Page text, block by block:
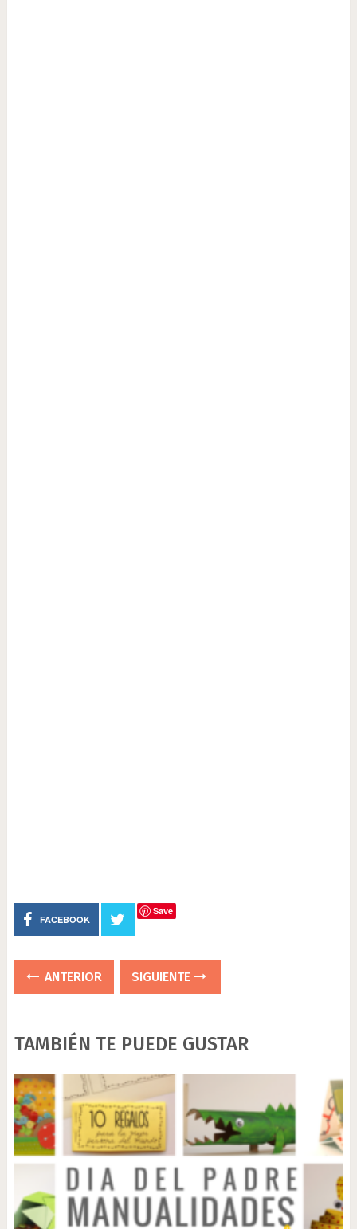
FACEBOOK
Save
ANTERIOR SIGUIENTE
TAMBIÉN TE PUEDE GUSTAR